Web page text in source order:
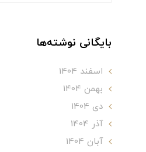
بایگانی نوشته‌ها
اسفند 1404
بهمن 1404
دی 1404
آذر 1404
آبان 1404